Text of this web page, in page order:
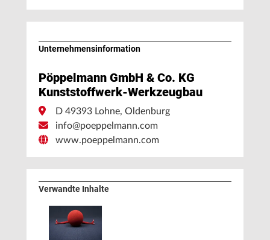
Unternehmens­information
Pöppelmann GmbH & Co. KG
Kunststoffwerk-Werkzeugbau
D 49393 Lohne, Oldenburg
info@poeppelmann.com
www.poeppelmann.com
Verwandte Inhalte